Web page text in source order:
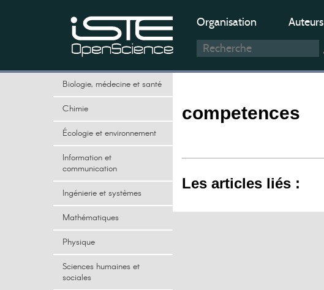
Organisation Auteurs
Biologie, médecine et santé
Chimie
Écologie et environnement
Information et
communication
Ingénierie et systèmes
Mathématiques
Physique
Sciences humaines et
sociales
competences
Les articles liés :